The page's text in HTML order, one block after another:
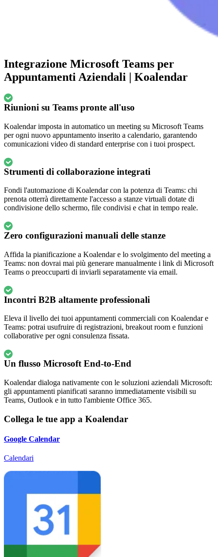
Integrazione Microsoft Teams per
Appuntamenti Aziendali | Koalendar
Riunioni su Teams pronte all'uso
Koalendar imposta in automatico un meeting su Microsoft Teams
per ogni nuovo appuntamento inserito a calendario, garantendo
comunicazioni video di standard enterprise con i tuoi prospect.
Strumenti di collaborazione integrati
Fondi l'automazione di Koalendar con la potenza di Teams: chi
prenota otterrà direttamente l'accesso a stanze virtuali dotate di
condivisione dello schermo, file condivisi e chat in tempo reale.
Zero configurazioni manuali delle stanze
Affida la pianificazione a Koalendar e lo svolgimento del meeting a
Teams: non dovrai mai più generare manualmente i link di Microsoft
Teams o preoccuparti di inviarli separatamente via email.
Incontri B2B altamente professionali
Eleva il livello dei tuoi appuntamenti commerciali con Koalendar e
Teams: potrai usufruire di registrazioni, breakout room e funzioni
collaborative per ogni consulenza fissata.
Un flusso Microsoft End-to-End
Koalendar dialoga nativamente con le soluzioni aziendali Microsoft:
gli appuntamenti pianificati saranno immediatamente visibili su
Teams, Outlook e in tutto l'ambiente Office 365.
Collega le tue app a Koalendar
Google Calendar
Calendari